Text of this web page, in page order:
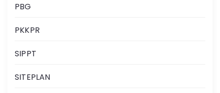
PBG
PKKPR
SIPPT
SITEPLAN